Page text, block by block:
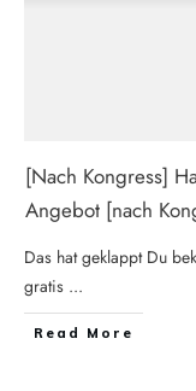
[Nach Kongress]
Angebot [nach
Das hat geklappt Du
gratis ...
Read More